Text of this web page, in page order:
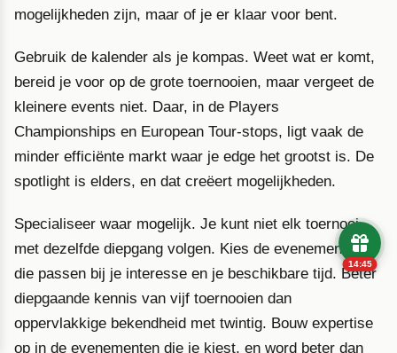
mogelijkheden zijn, maar of je er klaar voor bent.
Gebruik de kalender als je kompas. Weet wat er komt,
bereid je voor op de grote toernooien, maar vergeet de
kleinere events niet. Daar, in de Players
Championships en European Tour-stops, ligt vaak de
minder efficiënte markt waar je edge het grootst is. De
spotlight is elders, en dat creëert mogelijkheden.
Specialiseer waar mogelijk. Je kunt niet elk toernooi
met dezelfde diepgang volgen. Kies de evenementen
die passen bij je interesse en je beschikbare tijd. Beter
diepgaande kennis van vijf toernooien dan
oppervlakkige bekendheid met twintig. Bouw expertise
op in de evenementen die je kiest, en word beter dan
14:43